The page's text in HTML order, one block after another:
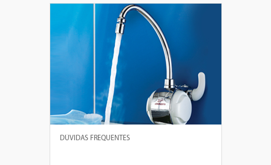
DÚVIDAS FREQUENTES